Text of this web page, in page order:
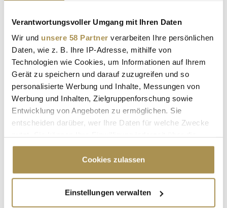
Verantwortungsvoller Umgang mit Ihren Daten
Wir und unsere 58 Partner verarbeiten Ihre persönlichen
Daten, wie z. B. Ihre IP-Adresse, mithilfe von
Technologien wie Cookies, um Informationen auf Ihrem
Gerät zu speichern und darauf zuzugreifen und so
personalisierte Werbung und Inhalte, Messungen von
Werbung und Inhalten, Zielgruppenforschung sowie
Entwicklung von Angeboten zu ermöglichen. Sie
entscheiden darüber, wer Ihre Daten für welche Zwecke
Cookie-Erklärung oder durch Klicken auf das Privacy
Trigger Symbol ändern oder widerrufen
Informationen über Ihre geografische Lage
Cookies zulassen
Einstellungen verwalten
Jahren Teil der VOX-Gründershow "Die Höhle der Löwen" und
leidenschaftlicher Investor. Rund 300 Produkte hat die DS
Produkte GmbH mit den Gründern und Gründerinnen des TV-
Dauerbrenners bislang in die Regale gebracht. Im
LEADERSNET -Interview...
Ralf Dümmel: Drei Erkenntnisse aus dem
Gründerszene-Portrait
Die Redaktion des Online-Magazins aus dem Business-
Insider-Netzwerk hat dem fernsehbekannten Unternehmer
einen Besuch in Norddeutschland abgestattet und dabei
insbesondere seine frühen Karrierejahre beleuchtet.
Gründerszene hat den einsatzstärksten Investor aus "Die
Höhle der Löwen“ in Stapelfeld...